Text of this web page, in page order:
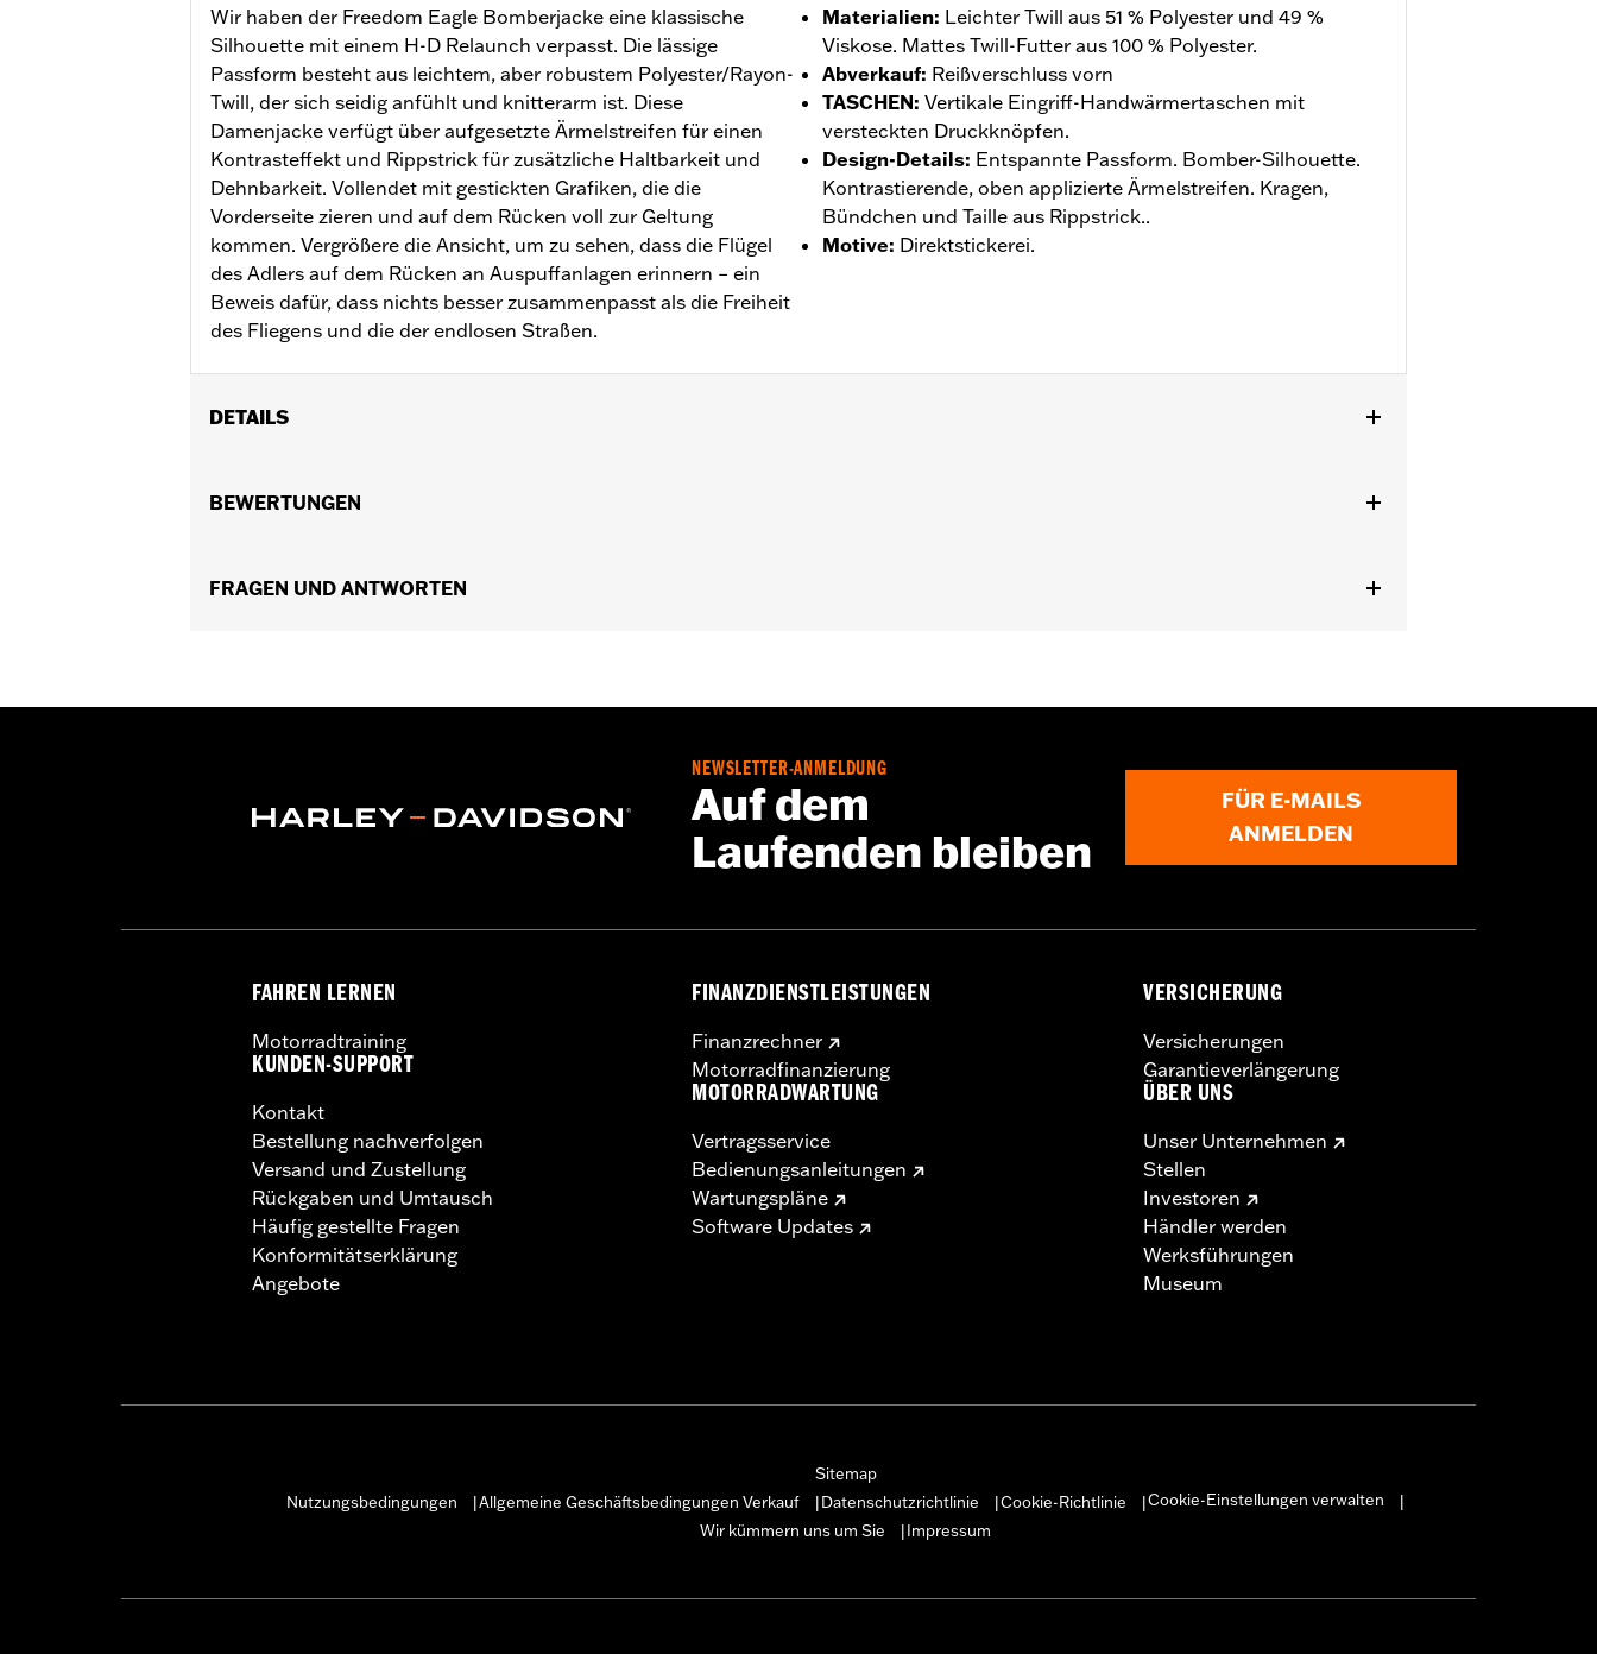
Wir haben der Freedom Eagle Bomberjacke eine klassische
Silhouette mit einem H-D Relaunch verpasst. Die lässige
Passform besteht aus leichtem, aber robustem Polyester/Rayon-
Twill, der sich seidig anfühlt und knitterarm ist. Diese
Damenjacke verfügt über aufgesetzte Ärmelstreifen für einen
Kontrasteffekt und Rippstrick für zusätzliche Haltbarkeit und
Dehnbarkeit. Vollendet mit gestickten Grafiken, die die
Vorderseite zieren und auf dem Rücken voll zur Geltung
kommen. Vergrößere die Ansicht, um zu sehen, dass die Flügel
des Adlers auf dem Rücken an Auspuffanlagen erinnern – ein
Beweis dafür, dass nichts besser zusammenpasst als die Freiheit
des Fliegens und die der endlosen Straßen.
Materialien: Leichter Twill aus 51 % Polyester und 49 %
Viskose. Mattes Twill-Futter aus 100 % Polyester.
Abverkauf: Reißverschluss vorn
TASCHEN: Vertikale Eingriff-Handwärmertaschen mit
versteckten Druckknöpfen.
Design-Details: Entspannte Passform. Bomber-Silhouette.
Kontrastierende, oben applizierte Ärmelstreifen. Kragen,
Bündchen und Taille aus Rippstrick..
Motive: Direktstickerei.
DETAILS
Funktionsmerkmale:
BEWERTUNGEN
FRAGEN UND ANTWORTEN
NEWSLETTER-ANMELDUNG
Auf dem
Laufenden bleiben
FÜR E-MAILS
ANMELDEN
FAHREN LERNEN
Motorradtraining
KUNDEN-SUPPORT
Kontakt
Bestellung nachverfolgen
Versand und Zustellung
Rückgaben und Umtausch
Häufig gestellte Fragen
Konformitätserklärung
Angebote
FINANZDIENSTLEISTUNGEN
Finanzrechner
Motorradfinanzierung
MOTORRADWARTUNG
Vertragsservice
Bedienungsanleitungen
Wartungspläne
Software Updates
VERSICHERUNG
Versicherungen
Garantieverlängerung
ÜBER UNS
Unser Unternehmen
Stellen
Investoren
Händler werden
Werksführungen
Museum
Sitemap
Nutzungsbedingungen
Allgemeine Geschäftsbedingungen Verkauf Datenschutzrichtlinie Cookie-Richtlinie Cookie-Einstellungen verwalten
Wir kümmern uns um Sie
Impressum